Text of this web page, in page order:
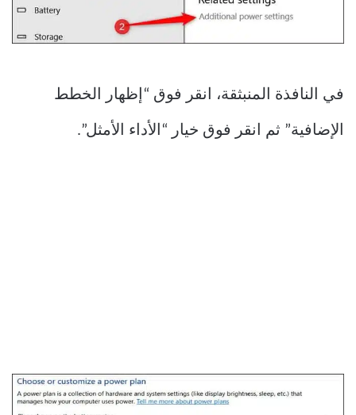
في النافذة المنبثقة، انقر فوق “إظهار الخطط
الإضافية” ثم انقر فوق خيار “الأداء الأمثل”.